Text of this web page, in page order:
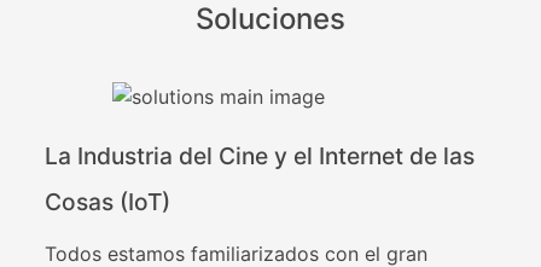
Soluciones
La Industria del Cine y el Internet de las
Cosas (IoT)
Todos estamos familiarizados con el gran